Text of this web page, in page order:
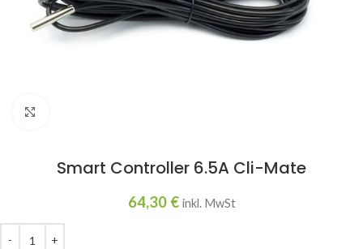
Smart Controller 6.5A Cli-Mate
64,30 € inkl. MwSt